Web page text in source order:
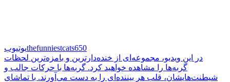
یوتیوبthefunniestcats650
در این ویدیو، مجموعه‌ای از خنده‌دارترین و بامزه‌ترین لحظات
گربه‌ها را مشاهده خواهید کرد. گربه‌ها با حرکات جالب و
شیطنت‌هایشان، قلب هر بیننده‌ای را به دست می‌آورند. با تماشای